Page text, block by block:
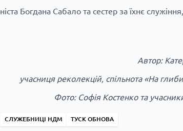
Богдана Сабало та сестер за їхнє
Автор:
учасниця реколекцій, спільнота «На
Фото: Софія Костенко та
СЛУЖЕБНИЦІ НДМ ТУСК ОБНОВА